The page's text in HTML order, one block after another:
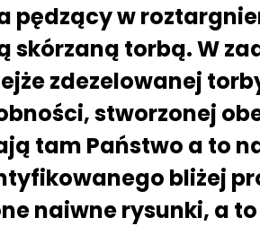
pędzący w
skórzaną torbą. W
zdezelowanej
stworzonej
tam Państwo a to
bliżej
naiwne rysunki, a